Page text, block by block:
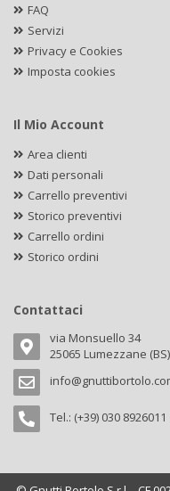
FAQ
Servizi
Privacy e Cookies
Imposta cookies
Il Mio Account
Area clienti
Dati personali
Carrello preventivi
Storico preventivi
Carrello ordini
Storico ordini
Contattaci
via Monsuello 34
25065 Lumezzane (BS)
Tel.: (+39) 030 8926011